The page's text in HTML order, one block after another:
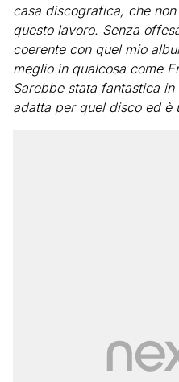
casa discografica, che
questo lavoro. Senza
coerente con quel mio
meglio in qualcosa come
Sarebbe stata fantastica
adatta per quel disco ed è